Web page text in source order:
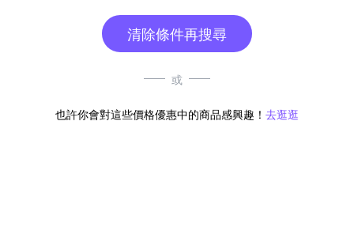
清除條件再搜尋
或
也許你會對這些價格優惠中的商品感興趣！ 去逛逛